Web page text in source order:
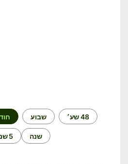
48 שע׳ שבוע חודש
שנה 5 שנים